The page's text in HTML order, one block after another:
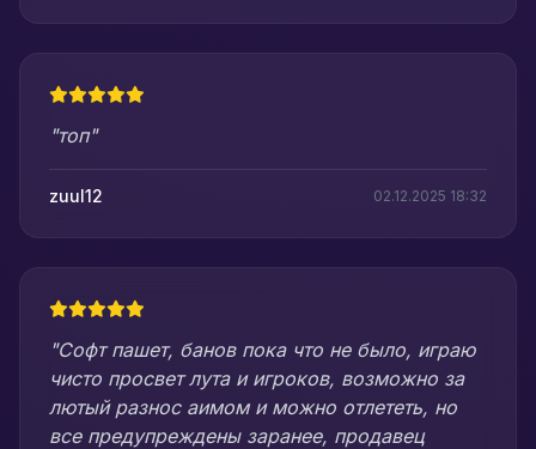
"топ"
zuul12 02.12.2025 18:32
"Софт пашет, банов пока что не было, играю
чисто просвет лута и игроков, возможно за
лютый разнос аимом и можно отлететь, но
все предупреждены заранее, продавец